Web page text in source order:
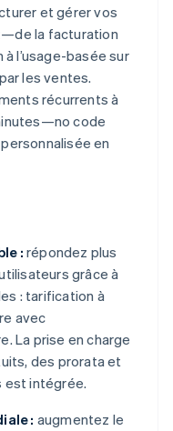
et gérer vos
la facturation
l’usage-basée sur
les ventes.
récurrents à
code
en
: répondez plus
grâce à
: tarification à
avec
La prise en charge
des prorata et
est intégrée.
: augmentez le